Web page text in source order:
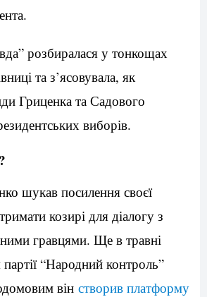
розбиралася у тонкощах
та з’ясовувала, як
Гриценка та Садового
виборів.
шукав посилення своєї
козирі для діалогу з
гравцями. Ще в травні
“Народний контроль”
він створив платформу